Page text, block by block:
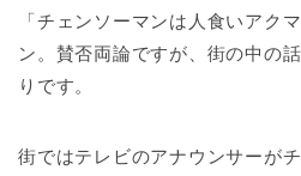
「チェンソーマンは人食いアク
ン。賛否両論ですが、街の中の
りです。
街ではテレビのアナウンサーが